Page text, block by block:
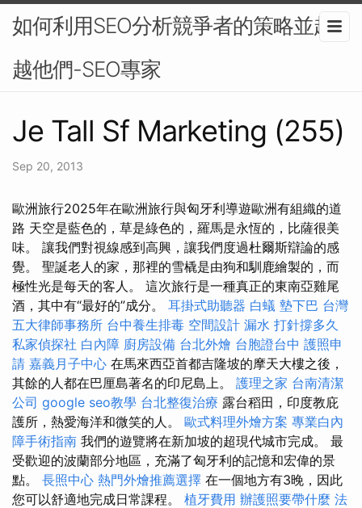
如何利用SEO分析競爭者的策略並超
越他們-SEO專家
Je Tall Sf Marketing (255)
Sep 20, 2013
歐洲旅行2025年在歐洲旅行與匈牙利導遊歐洲有組織的道
路 天空是藍色的，草是綠色的，羅馬是永恆的，比薩很美
味。 讓我們對視線感到高興，讓我們度過杜爾斯辯論的感
覺。 聖誕老人的家，那裡的雪橇是由狗和馴鹿繪製的，而
極性光是每天的客人。 這次旅行是一種真正的東南亞雞尾
酒，其中有“最好的”成分。 耳掛式助聽器 白蟻 墊下巴 台灣
五大律師事務所 台中養生排毒 空間設計 漏水 打針撐多久
私家偵探社 白內障 廚房設備 台北外燴 台胞證台中 護照申
請 嘉義月子中心 在馬來西亞首都吉隆坡的摩天大樓之後，
其餘的人都在巴厘島著名的印尼島上。 護理之家 台南清潔
公司 google seo教學 台北整復治療 露台稻田，印度教庇
護所，熱愛海洋和微笑的人。 歐式料理外燴方案 專業白內
障手術指南 我們的遊覽將在新加坡的超現代城市完成。 最
受歡迎的波蘭部分地區，充滿了匈牙利的記憶和宏偉的景
點。 長照中心 熱門外燴推薦選擇 在一個地方有3晚，因此
您可以舒適地完成日常課程。 植牙費用 辦護照要帶什麼 法